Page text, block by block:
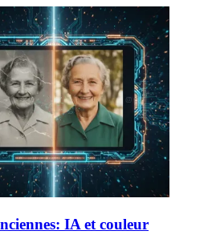
IA et couleur